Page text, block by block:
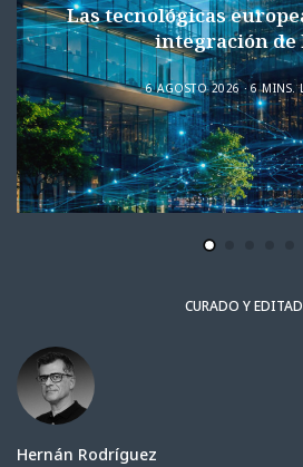
Las tecnológicas
integración de
6 AGOSTO 2026 6 MINS.
CURADO Y
Hernán Rodríguez